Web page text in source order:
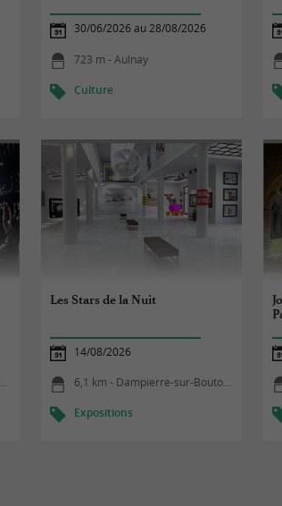
30/06/2026 au 28/08/2026
723 m - Aulnay
Culture
Les Stars de la Nuit
14/08/2026
6,1 km - Dampierre-sur-Boutonne
Expositions